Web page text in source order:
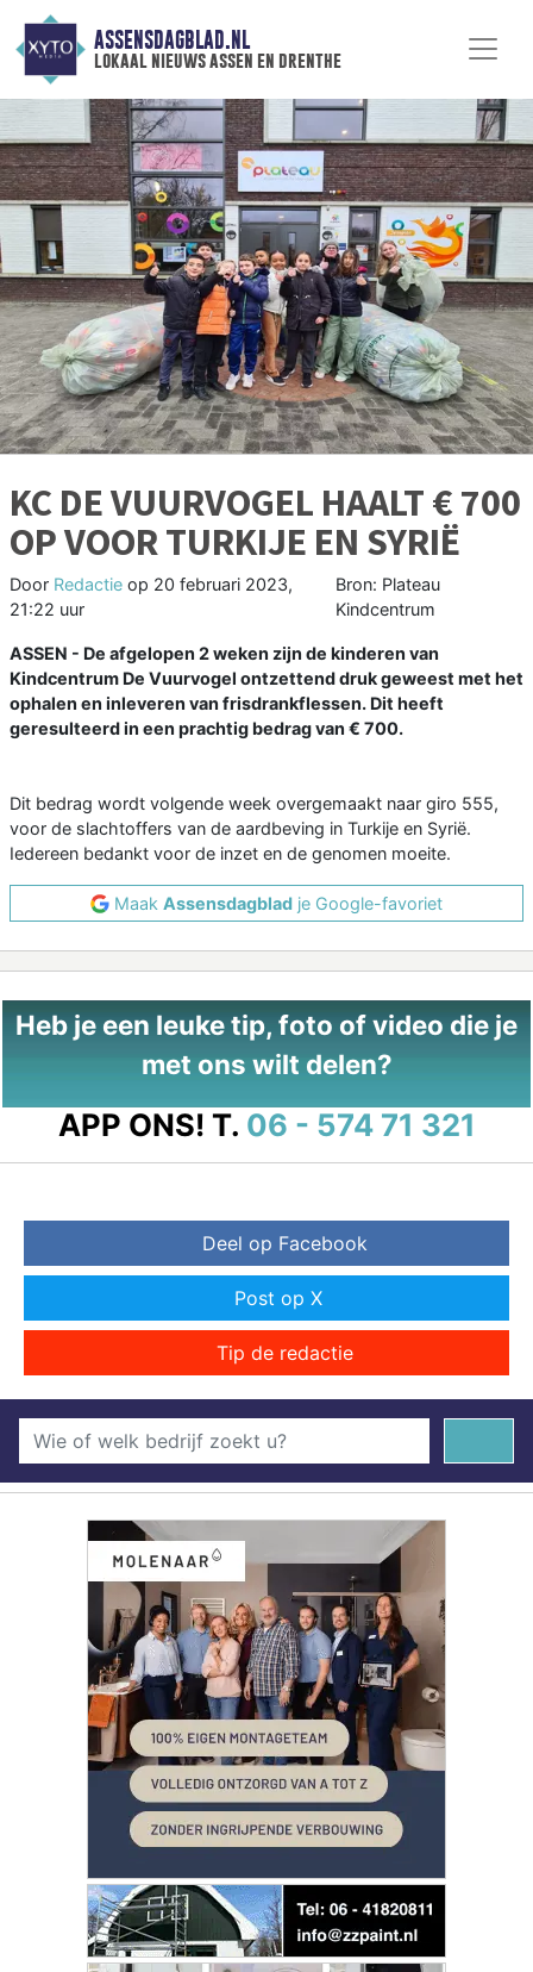
ASSENSDAGBLAD.NL
lokaal nieuws assen en drenthe
KC DE VUURVOGEL HAALT € 700
OP VOOR TURKIJE EN SYRIË
Door Redactie op 20 februari 2023,
21:22 uur
Bron: Plateau
Kindcentrum
ASSEN - De afgelopen 2 weken zijn de kinderen van
Kindcentrum De Vuurvogel ontzettend druk geweest met het
ophalen en inleveren van frisdrankflessen. Dit heeft
geresulteerd in een prachtig bedrag van € 700.
Dit bedrag wordt volgende week overgemaakt naar giro 555,
voor de slachtoffers van de aardbeving in Turkije en Syrië.
Iedereen bedankt voor de inzet en de genomen moeite.
Maak Assensdagblad je Google-favoriet
Heb je een leuke tip, foto of video die je
met ons wilt delen?
APP ONS! T. 06 - 574 71 321
Deel op Facebook
Post op X
Tip de redactie